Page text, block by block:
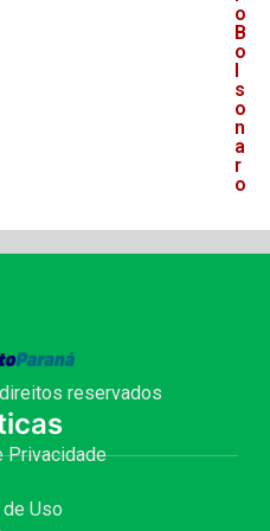
o
B
o
l
s
o
n
a
r
o
reservados
Privacidade
Uso